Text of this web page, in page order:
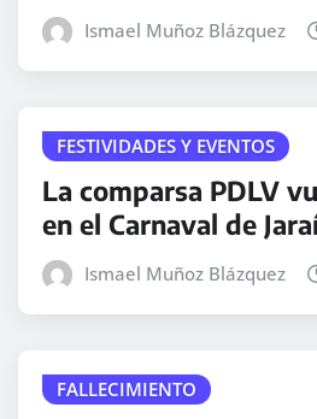
Ismael Muñoz Blázquez
FESTIVIDADES Y EVENTOS
La comparsa PDLV
en el Carnaval de
Ismael Muñoz Blázquez
FALLECIMIENTO